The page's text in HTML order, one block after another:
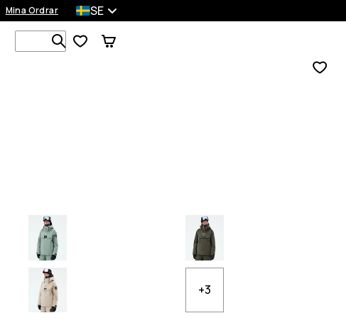
Mina Ordrar SE
Sök bland 1 000+ produkter
+3